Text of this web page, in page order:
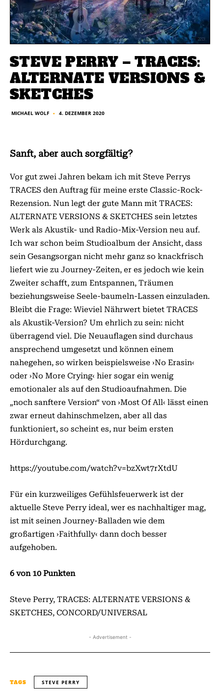
STEVE PERRY – TRACES:
ALTERNATE VERSIONS &
SKETCHES
MICHAEL WOLF ■ 4. DEZEMBER 2020
Sanft, aber auch sorgfältig?
Vor gut zwei Jahren bekam ich mit Steve Perrys
TRACES den Auftrag für meine erste Classic-Rock-
Rezension. Nun legt der gute Mann mit TRACES:
ALTERNATE VERSIONS & SKETCHES sein letztes
Werk als Akustik- und Radio-Mix-Version neu auf.
Ich war schon beim Studioalbum der Ansicht, dass
sein Gesangsorgan nicht mehr ganz so knackfrisch
liefert wie zu Journey-Zeiten, er es jedoch wie kein
Zweiter schafft, zum Entspannen, Träumen
beziehungsweise Seele-baumeln-Lassen einzuladen.
Bleibt die Frage: Wieviel Nährwert bietet TRACES
als Akustik-Version? Um ehrlich zu sein: nicht
überragend viel. Die Neuauflagen sind durchaus
ansprechend umgesetzt und können einem
nahegehen, so wirken beispielsweise ›No Erasin‹
oder ›No More Crying‹ hier sogar ein wenig
emotionaler als auf den Studioaufnahmen. Die
„noch sanftere Version“ von ›Most Of All‹ lässt einen
zwar erneut dahinschmelzen, aber all das
funktioniert, so scheint es, nur beim ersten
Hördurchgang.
https://youtube.com/watch?v=bzXwt7rXtdU
Für ein kurzweiliges Gefühlsfeuerwerk ist der
aktuelle Steve Perry ideal, wer es nachhaltiger mag,
ist mit seinen Journey-Balladen wie dem
großartigen ›Faithfully‹ dann doch besser
aufgehoben.
6 von 10 Punkten
Steve Perry, TRACES: ALTERNATE VERSIONS &
SKETCHES, CONCORD/UNIVERSAL
- Advertisement -
TAGS STEVE PERRY